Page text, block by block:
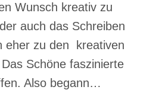
Wunsch kreativ zu
auch das Schreiben
eher zu den kreativen
Schöne faszinierte
Also begann…